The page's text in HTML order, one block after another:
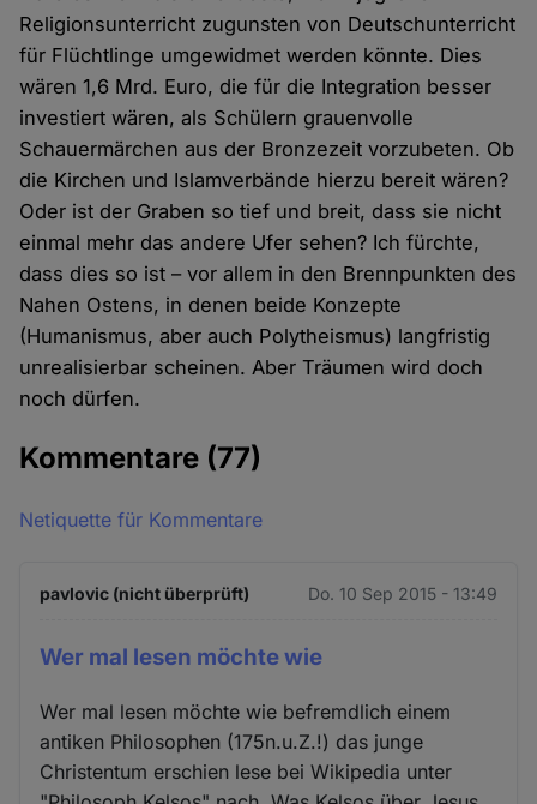
Religionsunterricht zugunsten von Deutschunterricht
für Flüchtlinge umgewidmet werden könnte. Dies
wären 1,6 Mrd. Euro, die für die Integration besser
investiert wären, als Schülern grauenvolle
Schauermärchen aus der Bronzezeit vorzubeten. Ob
die Kirchen und Islamverbände hierzu bereit wären?
Oder ist der Graben so tief und breit, dass sie nicht
einmal mehr das andere Ufer sehen? Ich fürchte,
dass dies so ist – vor allem in den Brennpunkten des
Nahen Ostens, in denen beide Konzepte
(Humanismus, aber auch Polytheismus) langfristig
unrealisierbar scheinen. Aber Träumen wird doch
noch dürfen.
Kommentare (77)
Netiquette für Kommentare
pavlovic (nicht überprüft) Do. 10 Sep 2015 - 13:49
Wer mal lesen möchte wie
Wer mal lesen möchte wie befremdlich einem
antiken Philosophen (175n.u.Z.!) das junge
Christentum erschien lese bei Wikipedia unter